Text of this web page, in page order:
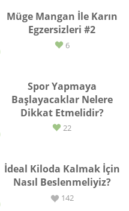
Müge Mangan İle Karın
Egzersizleri #2
6
Spor Yapmaya
Başlayacaklar Nelere
Dikkat Etmelidir?
22
İdeal Kiloda Kalmak İçin
Nasıl Beslenmeliyiz?
142